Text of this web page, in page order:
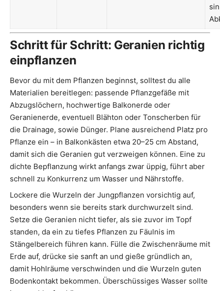
Schritt für Schritt: Geranien richtig
einpflanzen
Bevor du mit dem Pflanzen beginnst, solltest du alle
Materialien bereitlegen: passende Pflanzgefäße mit
Abzugslöchern, hochwertige Balkonerde oder
Geranienerde, eventuell Blähton oder Tonscherben für
die Drainage, sowie Dünger. Plane ausreichend Platz pro
Pflanze ein – in Balkonkästen etwa 20–25 cm Abstand,
damit sich die Geranien gut verzweigen können. Eine zu
dichte Bepflanzung wirkt anfangs zwar üppig, führt aber
schnell zu Konkurrenz um Wasser und Nährstoffe.
Lockere die Wurzeln der Jungpflanzen vorsichtig auf,
besonders wenn sie bereits stark durchwurzelt sind.
Setze die Geranien nicht tiefer, als sie zuvor im Topf
standen, da ein zu tiefes Pflanzen zu Fäulnis im
Stängelbereich führen kann. Fülle die Zwischenräume mit
Erde auf, drücke sie sanft an und gieße gründlich an,
damit Hohlräume verschwinden und die Wurzeln guten
Bodenkontakt bekommen. Überschüssiges Wasser sollte